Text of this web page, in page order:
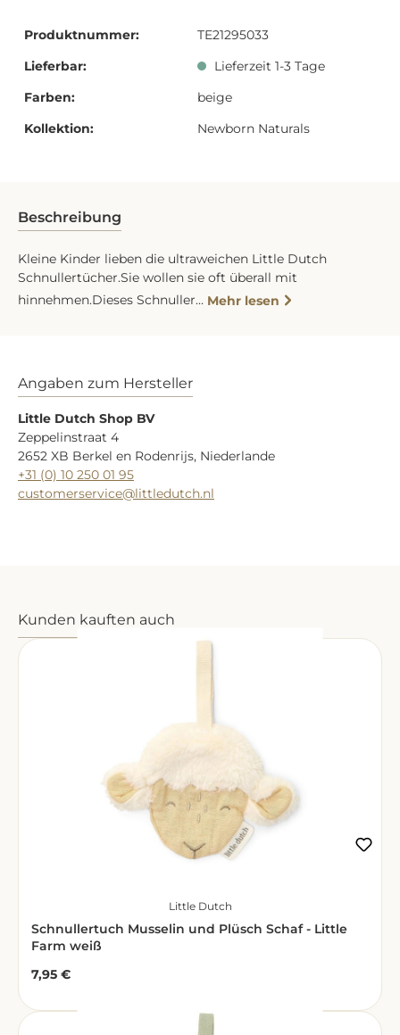
Produktnummer:
TE21295033
Lieferbar:
Lieferzeit 1-3 Tage
Farben:
beige
Kollektion:
Newborn Naturals
Beschreibung
Kleine Kinder lieben die ultraweichen Little Dutch
Schnullertücher.Sie wollen sie oft überall mit
hinnehmen.Dieses Schnuller… Mehr lesen
Angaben zum Hersteller
Little Dutch Shop BV
Zeppelinstraat 4
2652 XB Berkel en Rodenrijs, Niederlande
+31 (0) 10 250 01 95
customerservice@littledutch.nl
Produktgalerie überspringen
Kunden kauften auch
Little Dutch
Schnullertuch Musselin und Plüsch Schaf - Little
Farm weiß
Regulärer Preis:
7,95 €